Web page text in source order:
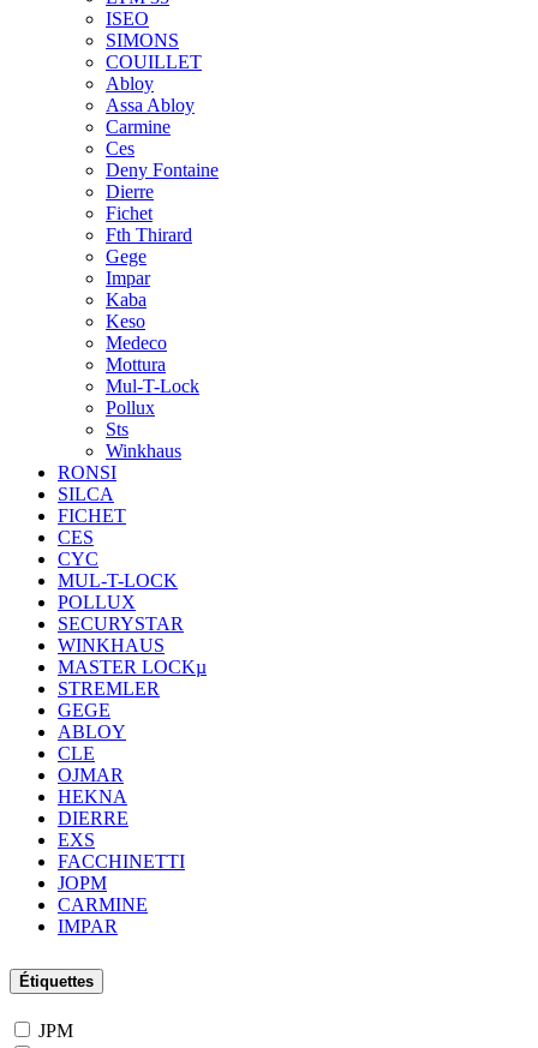
ISEO
SIMONS
COUILLET
Abloy
Assa Abloy
Carmine
Ces
Deny Fontaine
Dierre
Fichet
Fth Thirard
Gege
Impar
Kaba
Keso
Medeco
Mottura
Mul-T-Lock
Pollux
Sts
Winkhaus
RONSI
SILCA
FICHET
CES
CYC
MUL-T-LOCK
POLLUX
SECURYSTAR
WINKHAUS
MASTER LOCKµ
STREMLER
GEGE
ABLOY
CLE
OJMAR
HEKNA
DIERRE
EXS
FACCHINETTI
JOPM
CARMINE
IMPAR
Étiquettes
JPM